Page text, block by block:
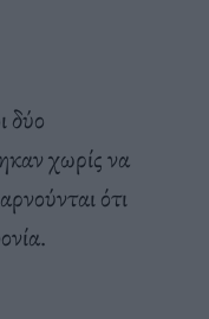
δύο
χωρίς να
ότι